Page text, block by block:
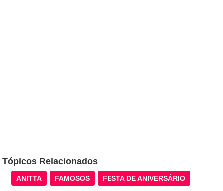
Tópicos Relacionados
ANITTA FAMOSOS FESTA DE ANIVERSÁRIO